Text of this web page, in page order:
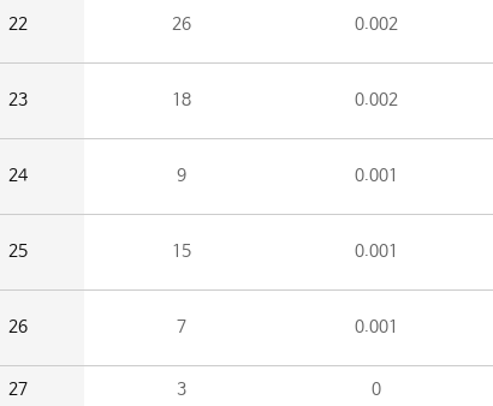
22 26 0.002
23 18 0.002
24 9 0.001
25 15 0.001
26 7 0.001
27 3 0